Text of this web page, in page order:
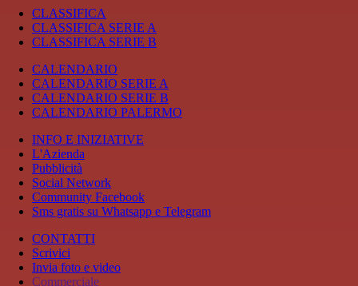
CLASSIFICA
CLASSIFICA SERIE A
CLASSIFICA SERIE B
CALENDARIO
CALENDARIO SERIE A
CALENDARIO SERIE B
CALENDARIO PALERMO
INFO E INIZIATIVE
L'Azienda
Pubblicità
Social Network
Community Facebook
Sms gratis su Whatsapp e Telegram
CONTATTI
Scrivici
Invia foto e video
Commerciale